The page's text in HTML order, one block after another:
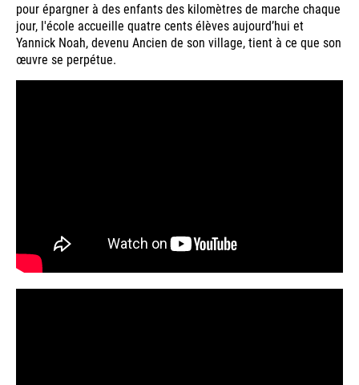
pour épargner à des enfants des kilomètres de marche chaque
jour, l'école accueille quatre cents élèves aujourd’hui et
Yannick Noah, devenu Ancien de son village, tient à ce que son
œuvre se perpétue.